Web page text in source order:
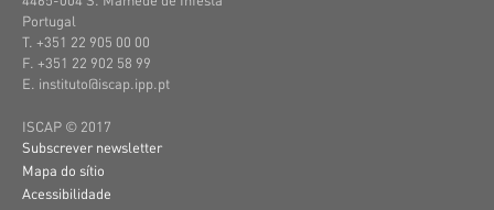
Portugal
T. +351 22 905 00 00
F. +351 22 902 58 99
E. instituto@iscap.ipp.pt
ISCAP © 2017
Subscrever newsletter
Mapa do sítio
Acessibilidade